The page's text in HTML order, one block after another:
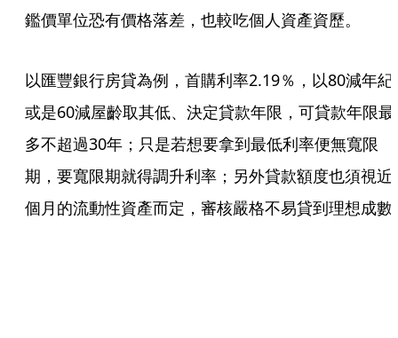
鑑價單位恐有價格落差，也較吃個人資產資歷。
以匯豐銀行房貸為例，首購利率2.19％，以80減年紀
或是60減屋齡取其低、決定貸款年限，可貸款年限最
多不超過30年；只是若想要拿到最低利率便無寬限
期，要寬限期就得調升利率；另外貸款額度也須視近
個月的流動性資產而定，審核嚴格不易貸到理想成數